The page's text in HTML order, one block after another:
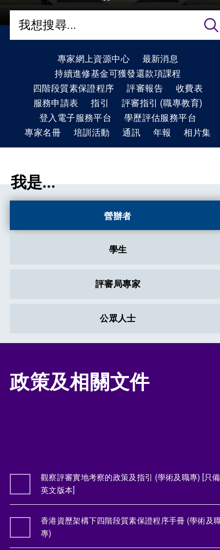
專家網上資源中心
最新消息
持續進修基金可獲發還款項課程
四階段質素保證程序
評審報告
收費表
服務申請表
指引
評審指引 (職專教育)
登入電子服務平台
學歷評估服務平台
專家名冊
培訓活動 通訊 年報 相片集
我是...
營辦者
學生
評審局專家
公眾人士
政策及相關文件
觀察評審實地考察的政策及指引 (學術及職專) [只備
英文版本]
香港資歷架構下四階段質素保證程序手冊 (學術及
專)